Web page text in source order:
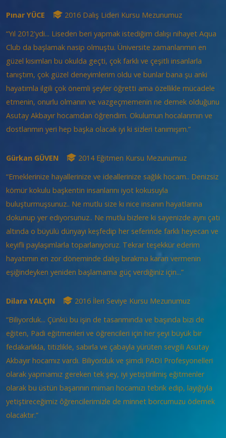
Pınar YÜCE
2016 Dalış Lideri Kursu Mezunumuz
“Yıl 2012'ydi... Liseden beri yapmak istediğim dalışı nihayet Aqua
Club da başlamak nasip olmuştu. Üniversite zamanlarımın en
güzel kısımları bu okulda geçti, çok farklı ve çeşitli insanlarla
tanıştım, çok güzel deneyimlerim oldu ve bunlar bana şu anki
hayatımla ilgili çok önemli şeyler öğretti ama özellikle mücadele
etmenin, onurlu olmanın ve vazgeçmemenin ne demek olduğunu
Asutay Akbayır hocamdan öğrendim. Okulumun hocalarımın ve
dostlarımın yeri hep başka olacak iyi ki sizleri tanımışım.”
Gürkan GÜVEN
2014 Eğitmen Kursu Mezunumuz
“Emeklerinize hayallerinize ve ideallerinize sağlık hocam.. Denizsiz
kömür kokulu başkentin insanlarını iyot kokusuyla
buluşturmuşsunuz.. Ne mutlu size kı nice insanın hayatlarına
dokunup yer ediyorsunuz.. Ne mutlu bizlere ki sayenizde aynı çatı
altında o büyülü dünyayı keşfedip her seferinde farklı heyecan ve
keyifli paylaşımlarla toparlanıyoruz. Tekrar teşekkür ederim
hayatımın en zor döneminde dalışı bırakma kararı vermenin
eşiğindeyken yeniden başlamama güç verdiğiniz için...”
Dilara YALÇIN
2016 İleri Seviye Kursu Mezunumuz
“Biliyorduk... Çünkü bu işin de tasarımında ve başında bizi de
eğiten, Padi eğitmenleri ve öğrencileri için her şeyi büyük bir
fedakarlıkla, titizlikle, sabırla ve çabayla yürüten sevgili Asutay
Akbayır hocamız vardı. Biliyorduk ve şimdi PADI Profesyonelleri
olarak yapmamız gereken tek şey, iyi yetiştirilmiş eğitmenler
olarak bu üstün başarının mimarı hocamızı tebrik edip, layığıyla
yetiştireceğimiz ôğrencilerimizle de minnet borcumuzu ödemek
olacaktır.”